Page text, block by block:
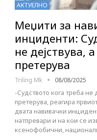
АКТУЕЛНО
Меџити за
инциденти:
не дејствува,
претерува
Triling Mk 08/08/2025
-Судството кога треба не
претерува, реагира
двата навивачки
натпревари и на кои се
ксенофобични,